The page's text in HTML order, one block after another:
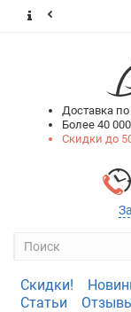
Доставка
Более 40
Скидки до
Скидки!
Статьи